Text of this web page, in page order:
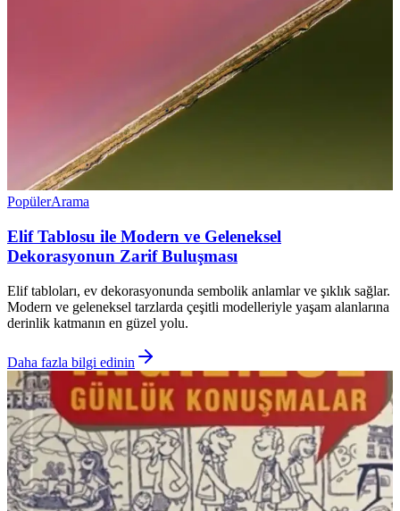
PopülerArama
Elif Tablosu ile Modern ve Geleneksel
Dekorasyonun Zarif Buluşması
Elif tabloları, ev dekorasyonunda sembolik anlamlar ve şıklık sağlar.
Modern ve geleneksel tarzlarda çeşitli modelleriyle yaşam alanlarına
derinlik katmanın en güzel yolu.
Daha fazla bilgi edinin